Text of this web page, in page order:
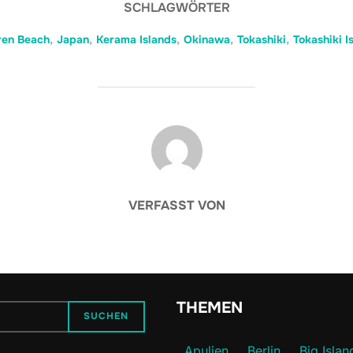
SCHLAGWÖRTER
Beach, Japan, Kerama Islands, Okinawa, Tokashiki, Tokashiki
BEITRAGSAUTOR
VERFASST VON
SUCHEN THEMEN